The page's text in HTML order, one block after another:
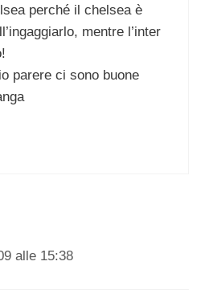
perché il chelsea è
mentre l’inter
parere ci sono buone
alle 15:38